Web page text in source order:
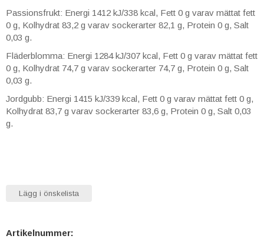
Passionsfrukt: Energi 1412 kJ/338 kcal, Fett 0 g varav mättat fett
0 g, Kolhydrat 83,2 g varav sockerarter 82,1 g, Protein 0 g, Salt
0,03 g.
Fläderblomma: Energi 1284 kJ/307 kcal, Fett 0 g varav mättat fett
0 g, Kolhydrat 74,7 g varav sockerarter 74,7 g, Protein 0 g, Salt
0,03 g.
Jordgubb: Energi 1415 kJ/339 kcal, Fett 0 g varav mättat fett 0 g,
Kolhydrat 83,7 g varav sockerarter 83,6 g, Protein 0 g, Salt 0,03
g.
Lägg i önskelista
Artikelnummer: